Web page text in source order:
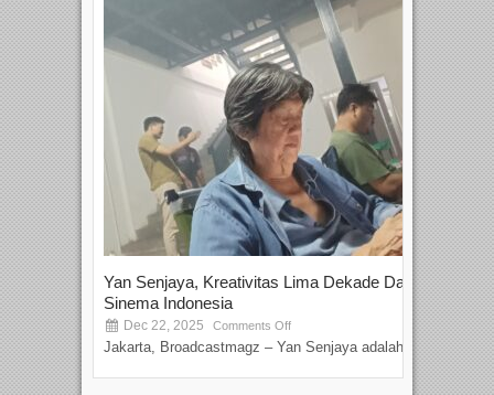
Yan Senjaya, Kreativitas Lima Dekade Dalam
Sinema Indonesia
Dec 22, 2025 Comments Off
Jakarta, Broadcastmagz – Yan Senjaya adalah...